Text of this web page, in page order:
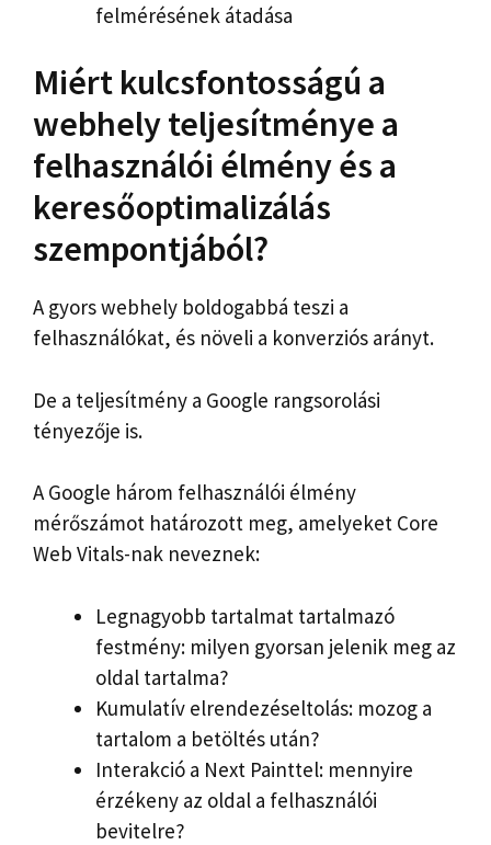
felmérésének átadása
Miért kulcsfontosságú a
webhely teljesítménye a
felhasználói élmény és a
keresőoptimalizálás
szempontjából?
A gyors webhely boldogabbá teszi a
felhasználókat, és növeli a konverziós arányt.
De a teljesítmény a Google rangsorolási
tényezője is.
A Google három felhasználói élmény
mérőszámot határozott meg, amelyeket Core
Web Vitals-nak neveznek:
Legnagyobb tartalmat tartalmazó
festmény: milyen gyorsan jelenik meg az
oldal tartalma?
Kumulatív elrendezéseltolás: mozog a
tartalom a betöltés után?
Interakció a Next Painttel: mennyire
érzékeny az oldal a felhasználói
bevitelre?